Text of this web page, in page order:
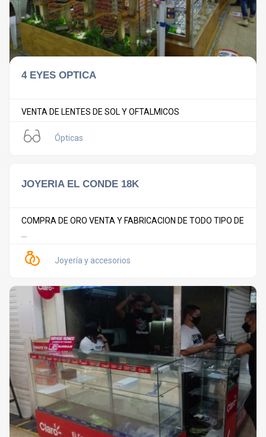
4 EYES OPTICA
VENTA DE LENTES DE SOL Y OFTALMICOS
Ópticas
JOYERIA EL CONDE 18K
COMPRA DE ORO VENTA Y FABRICACION DE TODO TIPO DE
Joyería y accesorios